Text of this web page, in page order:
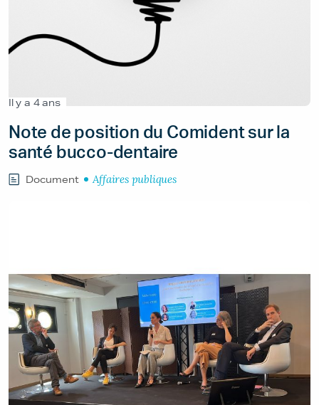
Il y a 4 ans
Note de position du Comident sur la
santé bucco-dentaire
Document Affaires publiques